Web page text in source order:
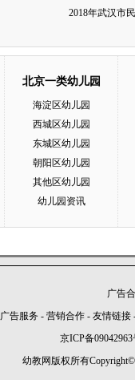
2018年武汉市
北京一类幼儿园
海淀区幼儿园
西城区幼儿园
东城区幼儿园
朝阳区幼儿园
其他区幼儿园
幼儿园资讯
广告
广告服务 - 营销合作 - 友情链接
京ICP备09042963
幼教网版权所有